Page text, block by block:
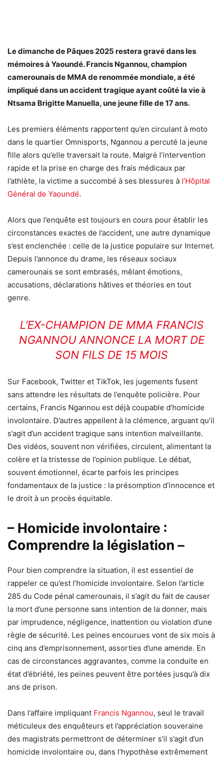
Le dimanche de Pâques 2025 restera gravé dans les
mémoires à Yaoundé. Francis Ngannou, champion
camerounais de MMA de renommée mondiale, a été
impliqué dans un accident tragique ayant coûté la vie à
Ntsama Brigitte Manuella, une jeune fille de 17 ans.
Les premiers éléments rapportent qu’en circulant à moto
dans le quartier Omnisports, Ngannou a percuté la jeune
fille alors qu’elle traversait la route. Malgré l’intervention
rapide et la prise en charge des frais médicaux par
l’athlète, la victime a succombé à ses blessures à l’Hôpital
Général de Yaoundé.
Alors que l’enquête est toujours en cours pour établir les
circonstances exactes de l’accident, une autre dynamique
s’est enclenchée : celle de la justice populaire sur Internet.
Depuis l’annonce du drame, les réseaux sociaux
camerounais se sont embrasés, mêlant émotions,
accusations, déclarations hâtives et théories en tout
genre.
L’EX-CHAMPION DE MMA FRANCIS
NGANNOU ANNONCE LA MORT DE
SON FILS DE 15 MOIS
Sur Facebook, Twitter et TikTok, les jugements fusent
sans attendre les résultats de l’enquête policière. Pour
certains, Francis Ngannou est déjà coupable d’homicide
involontaire. D’autres appellent à la clémence, arguant qu’il
s’agit d’un accident tragique sans intention malveillante.
Des vidéos, souvent non vérifiées, circulent, alimentant la
colère et la tristesse de l’opinion publique. Le débat,
souvent émotionnel, écarte parfois les principes
fondamentaux de la justice : la présomption d’innocence et
le droit à un procès équitable.
– Homicide involontaire :
Comprendre la législation –
Pour bien comprendre la situation, il est essentiel de
rappeler ce qu’est l’homicide involontaire. Selon l’article
285 du Code pénal camerounais, il s’agit du fait de causer
la mort d’une personne sans intention de la donner, mais
par imprudence, négligence, inattention ou violation d’une
règle de sécurité. Les peines encourues vont de six mois à
cinq ans d’emprisonnement, assorties d’une amende. En
cas de circonstances aggravantes, comme la conduite en
état d’ébriété, les peines peuvent être portées jusqu’à dix
ans de prison.
Dans l’affaire impliquant Francis Ngannou, seul le travail
méticuleux des enquêteurs et l’appréciation souveraine
des magistrats permettront de déterminer s’il s’agit d’un
homicide involontaire ou, dans l’hypothèse extrêmement